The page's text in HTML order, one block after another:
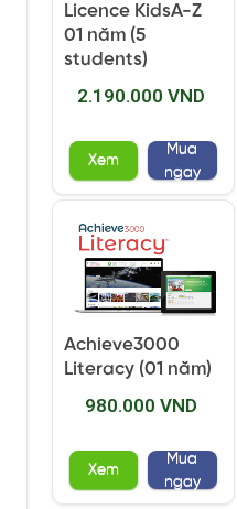
Licence KidsA-Z
01 năm (5
students)
2.190.000 VND
Xem
Mua
ngay
Achieve3000
Literacy (01 năm)
980.000 VND
Xem
Mua
ngay